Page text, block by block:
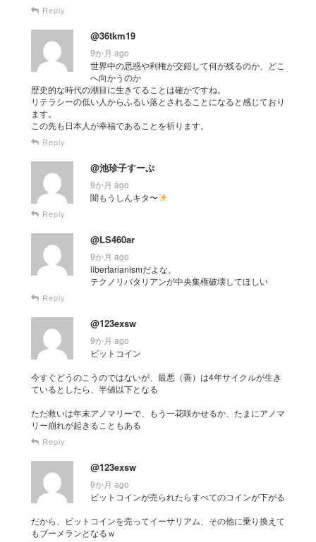
Reply
@36tkm19
9か月 ago
世界中の思惑や利権が交錯して何が残るのか、どこ
へ向かうのか
歴史的な時代の潮目に生きてることは確かですね。
リテラシーの低い人からふるい落とされることになると感じており
ます。
この先も日本人が幸福であることを祈ります。
Reply
@池珍子すーぷ
9か月 ago
闇もうしんキタ〜
Reply
@LS460ar
9か月 ago
libertarianismだよな。
テクノリバタリアンが中央集権破壊してほしい
Reply
@123exsw
9か月 ago
ビットコイン
今すぐどうのこうのではないが、最悪（善）は4年サイクルが生き
ているとしたら、半値以下となる
ただ救いは年末アノマリーで、もう一花咲かせるか、たまにアノマ
リー崩れが起きることもある
Reply
@123exsw
9か月 ago
ビットコインが売られたらすべてのコインが下がる
だから、ビットコインを売ってイーサリアム、その他に乗り換えて
もブーメランとなるｗ